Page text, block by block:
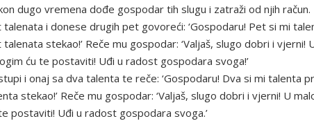
dugo vremena dođe gospodar tih slugu i zatraži od njih
talenata i donese drugih pet govoreći: ‘Gospodaru! Pet si mi
stekao!’ Reče mu gospodar: ‘Valjaš, slugo dobri i vjerni!
ću te postaviti! Uđi u radost gospodara svoga!’
i onaj sa dva talenta te reče: ‘Gospodaru! Dva si mi talenta
stekao!’ Reče mu gospodar: ‘Valjaš, slugo dobri i vjerni! U
postaviti! Uđi u radost gospodara svoga.’